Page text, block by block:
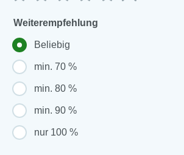
Weiterempfehlung
Beliebig
min. 70 %
min. 80 %
min. 90 %
nur 100 %